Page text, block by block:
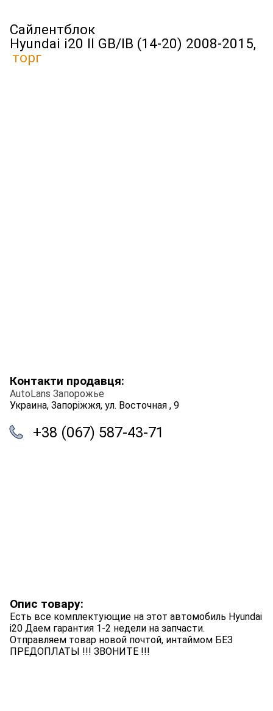
Сайлентблок
Hyundai i20 II GB/IB (14-20) 2008-2015,
торг
Контакти продавця:
AutoLans Запорожье
Украина, Запоріжжя, ул. Восточная , 9
+38 (067) 587-43-71
Опис товару:
Есть все комплектующие на этот автомобиль Hyundai
i20 Даем гарантия 1-2 недели на запчасти.
Отправляем товар новой почтой, интаймом БЕЗ
ПРЕДОПЛАТЫ !!! ЗВОНИТЕ !!!